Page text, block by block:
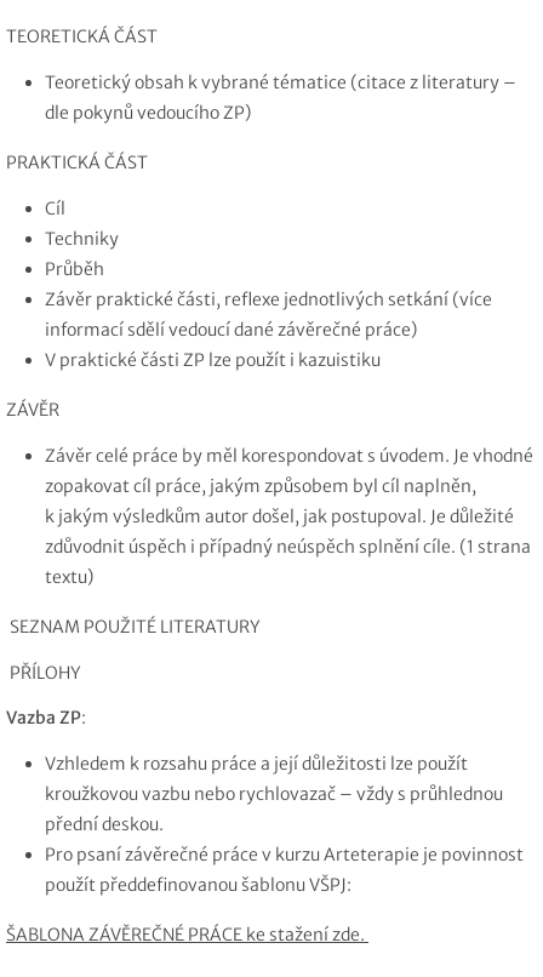
TEORETICKÁ ČÁST
Teoretický obsah k vybrané tématice (citace z literatury –
dle pokynů vedoucího ZP)
PRAKTICKÁ ČÁST
Cíl
Techniky
Průběh
Závěr praktické části, reflexe jednotlivých setkání (více
informací sdělí vedoucí dané závěrečné práce)
V praktické části ZP lze použít i kazuistiku
ZÁVĚR
Závěr celé práce by měl korespondovat s úvodem. Je vhodné
zopakovat cíl práce, jakým způsobem byl cíl naplněn,
k jakým výsledkům autor došel, jak postupoval. Je důležité
zdůvodnit úspěch i případný neúspěch splnění cíle. (1 strana
textu)
SEZNAM POUŽITÉ LITERATURY
PŘÍLOHY
Vazba ZP:
Vzhledem k rozsahu práce a její důležitosti lze použít
kroužkovou vazbu nebo rychlovazač – vždy s průhlednou
přední deskou.
Pro psaní závěrečné práce v kurzu Arteterapie je povinnost
použít předdefinovanou šablonu VŠPJ:
ŠABLONA ZÁVĚREČNÉ PRÁCE ke stažení zde.